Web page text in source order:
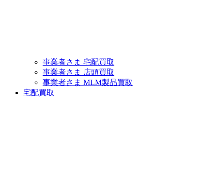
事業者さま 宅配買取
事業者さま 店頭買取
事業者さま MLM製品買取
宅配買取